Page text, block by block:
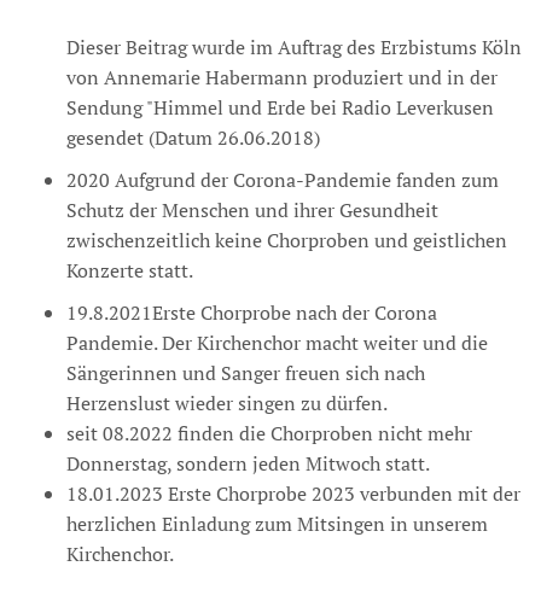
Dieser Beitrag wurde im Auftrag des Erzbistums Köln
von Annemarie Habermann produziert und in der
Sendung "Himmel und Erde bei Radio Leverkusen
gesendet (Datum 26.06.2018)
2020 Aufgrund der Corona-Pandemie fanden zum
Schutz der Menschen und ihrer Gesundheit
zwischenzeitlich keine Chorproben und geistlichen
Konzerte statt.
19.8.2021Erste Chorprobe nach der Corona
Pandemie. Der Kirchenchor macht weiter und die
Sängerinnen und Sanger freuen sich nach
Herzenslust wieder singen zu dürfen.
seit 08.2022 finden die Chorproben nicht mehr
Donnerstag, sondern jeden Mitwoch statt.
18.01.2023 Erste Chorprobe 2023 verbunden mit der
herzlichen Einladung zum Mitsingen in unserem
Kirchenchor.